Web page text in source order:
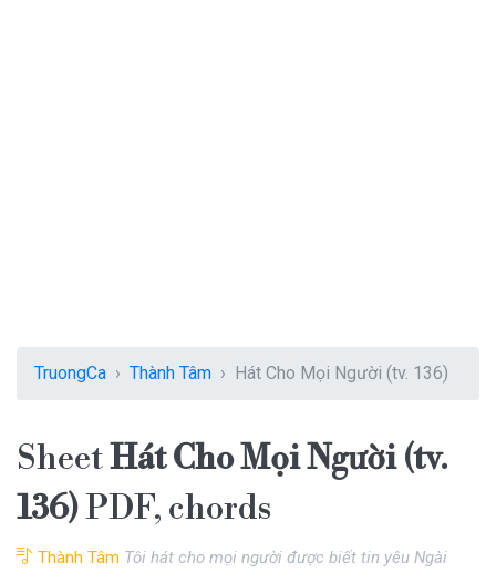
TruongCa Thành Tâm Hát Cho Mọi Người (tv. 136)
SheetHát Cho Mọi Người (tv.
136)PDF, chords
Thành Tâm Tôi hát cho mọi người được biết tin yêu Ngài